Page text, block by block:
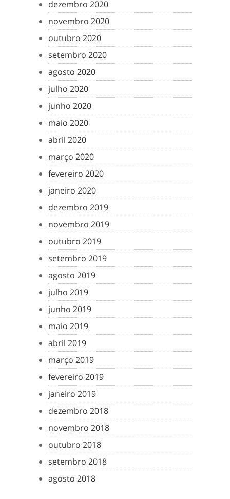
dezembro 2020
novembro 2020
outubro 2020
setembro 2020
agosto 2020
julho 2020
junho 2020
maio 2020
abril 2020
março 2020
fevereiro 2020
janeiro 2020
dezembro 2019
novembro 2019
outubro 2019
setembro 2019
agosto 2019
julho 2019
junho 2019
maio 2019
abril 2019
março 2019
fevereiro 2019
janeiro 2019
dezembro 2018
novembro 2018
outubro 2018
setembro 2018
agosto 2018